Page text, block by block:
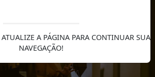
A PÁGINA PARA CONTINUAR SUA
NAVEGAÇÃO!